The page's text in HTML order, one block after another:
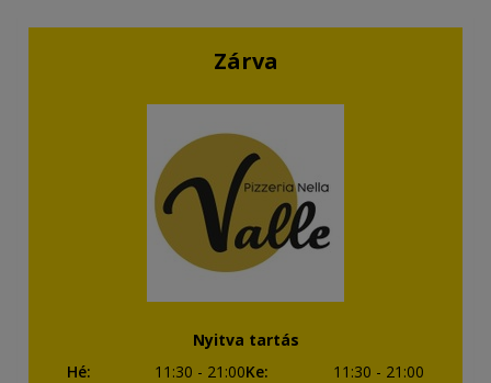
Zárva
Nyitva tartás
Hé: 11:30 - 21:00Ke: 11:30 - 21:00